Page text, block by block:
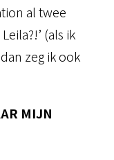
al twee
(als ik
zeg ik ook
MIJN